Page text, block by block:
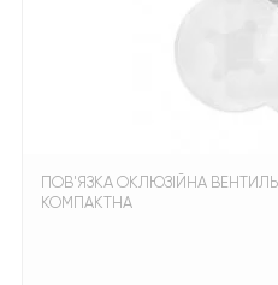
ПОВ'ЯЗКА ОКЛЮЗІЙНА
КОМПАКТНА